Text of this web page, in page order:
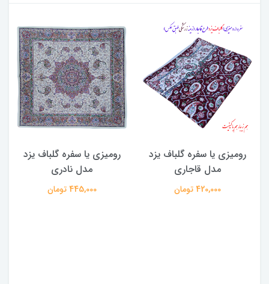
رومیزی یا سفره گلباف یزد
مدل قاجاری
420,000 تومان
رومیزی یا سفره گلباف یزد
مدل نادری
445,000 تومان